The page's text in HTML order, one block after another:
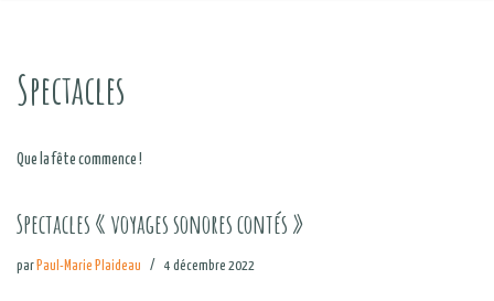
Spectacles
Que la fête commence !
Spectacles « voyages sonores contés »
parPaul-Marie Plaideau 4 décembre 2022